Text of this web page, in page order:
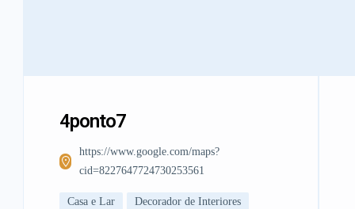
4ponto7
https://www.google.com/maps?
cid=8227647724730253561
Casa e Lar Decorador de Interiores